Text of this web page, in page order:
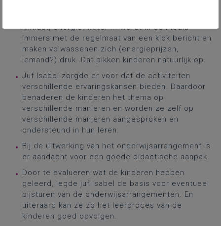
klimaat, energie, water ... wordt in de media
immers met de regelmaat van een klok bericht en
maken volwassenen zich (energieprijzen,
iemand?) druk. Dat pikken kinderen natuurlijk op.
Juf Isabel zorgde er voor dat de activiteiten
verschillende ervaringskansen bieden. Daardoor
benaderen de kinderen het thema op
verschillende manieren en worden ze zelf op
verschillende manieren aangesproken en
ondersteund in hun leren.
Bij de uitwerking van het onderwijsarrangement is
er aandacht voor een goede didactische aanpak.
Door te evalueren wat de kinderen hebben
geleerd, legde juf Isabel de basis voor eventueel
bijsturen van de onderwijsarrangementen. En
uiteraard kan ze zo het leerproces van de
kinderen goed opvolgen.